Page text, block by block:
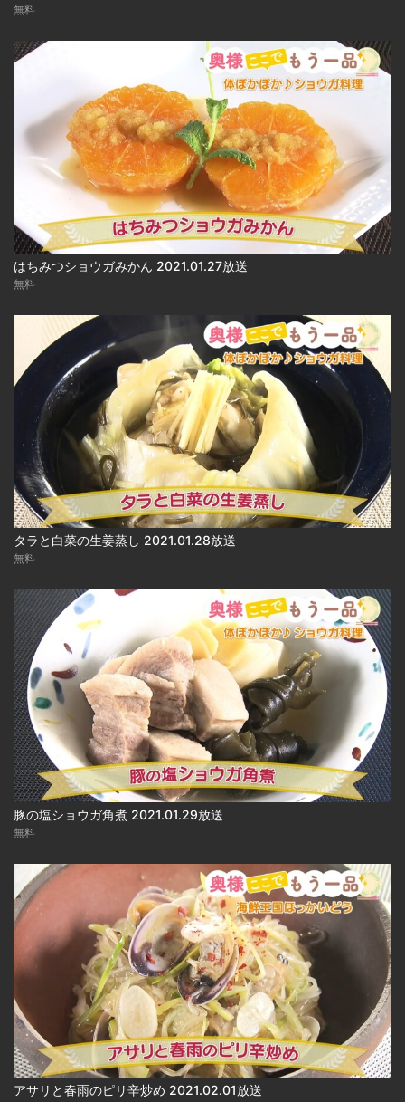
無料
はちみつショウガみかん 2021.01.27放送
無料
タラと白菜の生姜蒸し 2021.01.28放送
無料
豚の塩ショウガ角煮 2021.01.29放送
無料
アサリと春雨のピリ辛炒め 2021.02.01放送